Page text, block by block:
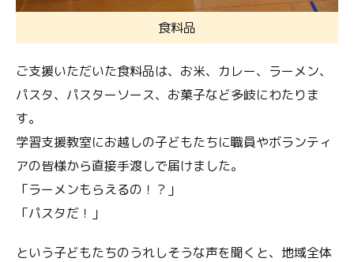
食料品
ご支援いただいた食料品は、お米、カレー、ラーメン、
パスタ、パスターソース、お菓子など多岐にわたりま
す。
学習支援教室にお越しの子どもたちに職員やボランティ
アの皆様から直接手渡しで届けました。
「ラーメンもらえるの！？」
「パスタだ！」
という子どもたちのうれしそうな声を聞くと、地域全体